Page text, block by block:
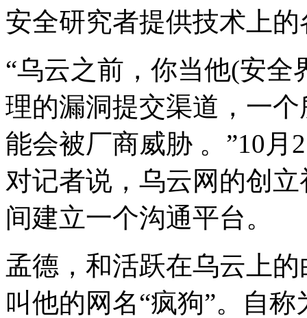
安全研究者提供技术上
“乌云之前，你当他(安
理的漏洞提交渠道，一
能会被厂商威胁 。”10月
对记者说，乌云网的创
间建立一个沟通平台。
孟德，和活跃在乌云上
叫他的网名“疯狗”。自